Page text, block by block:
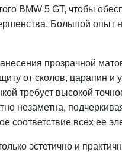
BMW 5 GT, чтобы
Большой опыт
прозрачной
от сколов, царапин
требует высокой
незаметна,
соответствие всех ее
эстетично и